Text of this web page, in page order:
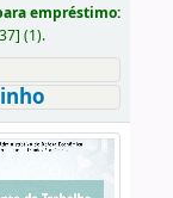
empréstimo:
] (1).